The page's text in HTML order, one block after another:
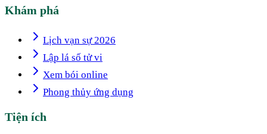
Khám phá
Lịch vạn sự 2026
Lập lá số tử vi
Xem bói online
Phong thủy ứng dụng
Tiện ích